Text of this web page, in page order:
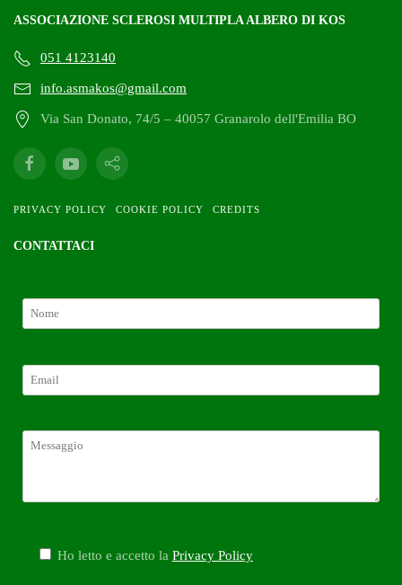
ASSOCIAZIONE SCLEROSI MULTIPLA ALBERO DI KOS
051 4123140
info.asmakos@gmail.com
Via San Donato, 74/5 – 40057 Granarolo dell'Emilia BO
PRIVACY POLICY COOKIE POLICY CREDITS
CONTATTACI
Ho letto e accetto la Privacy Policy